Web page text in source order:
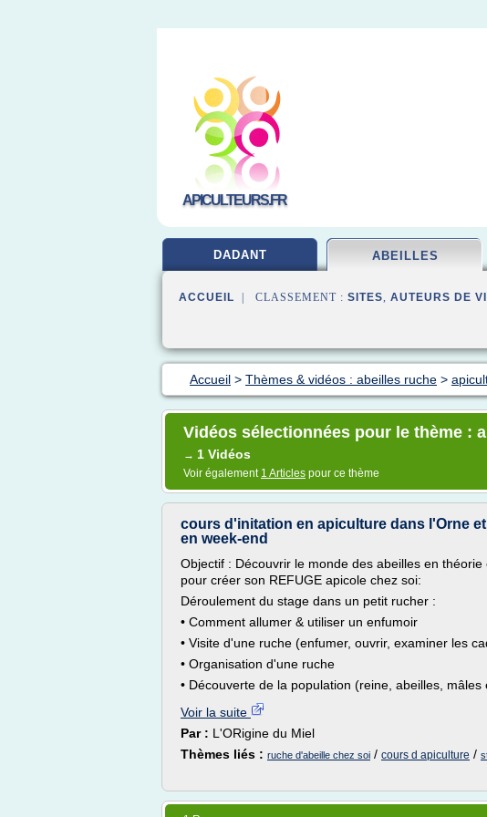
APICULTEURS.FR
DADANT ABEILLES
ACCUEIL | CLASSEMENT : SITES, AUTEURS DE
Accueil > Thèmes & vidéos : abeilles ruche >
Vidéos sélectionnées pour le thème :
→ 1 Vidéos
Voir également 1 Articles pour ce thème
cours d'initation en apiculture dans l'Orne
en week-end
Objectif : Découvrir le monde des abeilles en théorie
pour créer son REFUGE apicole chez soi:
Déroulement du stage dans un petit rucher :
• Comment allumer & utiliser un enfumoir
• Visite d'une ruche (enfumer, ouvrir, examiner les
• Organisation d'une ruche
• Découverte de la population (reine, abeilles, mâles
Voir la suite
Par : L'ORigine du Miel
Thèmes liés : ruche d'abeille chez soi / cours d apiculture /